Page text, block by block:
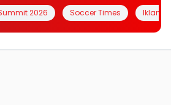
2026 Soccer Times Iklanin